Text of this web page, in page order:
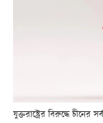
যুক্তরাষ্ট্রের বিরুদ্ধে চীনের